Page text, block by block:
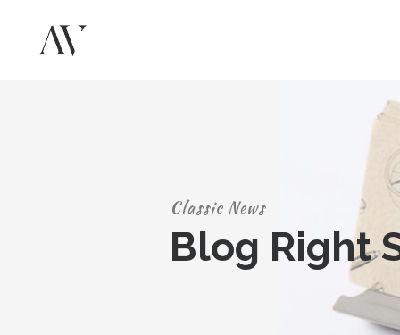
Classic News
Blog Right